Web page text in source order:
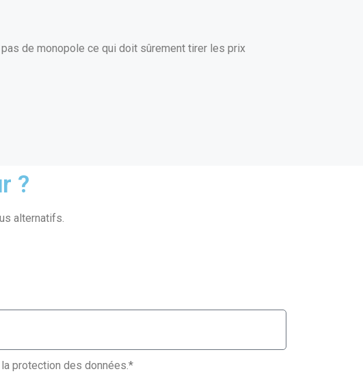
pas de monopole ce qui doit sûrement tirer les prix
?
alternatifs.
protection des données.*